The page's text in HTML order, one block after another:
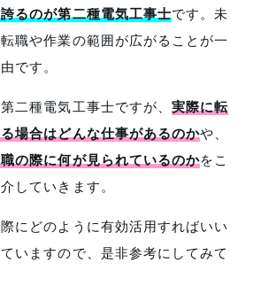
るのが第二種電気工事士です。未
職や作業の範囲が広がることが一
です。
二種電気工事士ですが、 実際に転
場合はどんな仕事があるのかや、
の際に何が見られているのかをこ
していきます。
にどのように有効活用すればいい
いますので、是非参考にしてみて